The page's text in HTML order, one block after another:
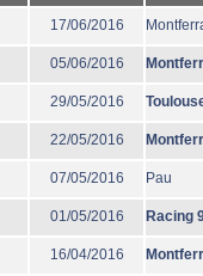
17/06/2016
05/06/2016
29/05/2016
22/05/2016
07/05/2016 Pau
01/05/2016 Racing
16/04/2016